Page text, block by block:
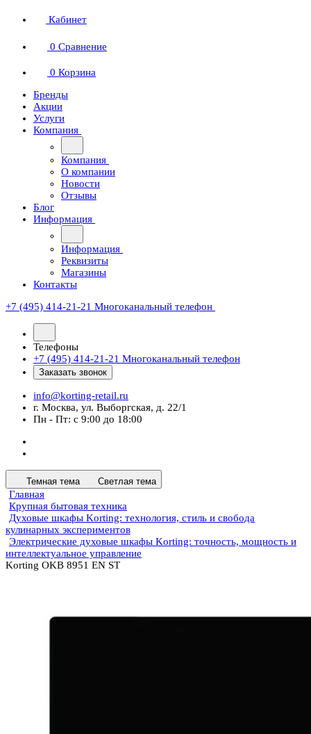
Кабинет
0 Сравнение
0 Корзина
Бренды
Акции
Услуги
Компания
Компания
О компании
Новости
Отзывы
Блог
Информация
Информация
Реквизиты
Магазины
Контакты
+7 (495) 414-21-21 Многоканальный телефон
Телефоны
+7 (495) 414-21-21 Многоканальный телефон
Заказать звонок
info@korting-retail.ru
г. Москва, ул. Выборгская, д. 22/1
Пн - Пт: с 9:00 до 18:00
Темная тема Светлая тема
Главная
Крупная бытовая техника
Духовые шкафы Korting: технология, стиль и свобода
кулинарных экспериментов
Электрические духовые шкафы Korting: точность, мощность и
интеллектуальное управление
Korting OKB 8951 EN ST